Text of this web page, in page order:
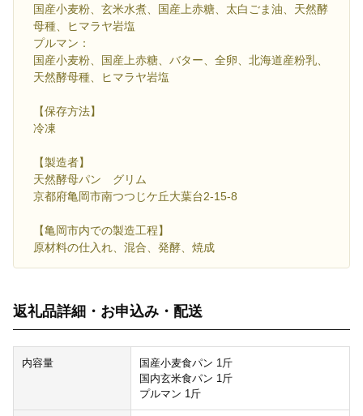
国産小麦粉、玄米水煮、国産上赤糖、太白ごま油、天然酵
母種、ヒマラヤ岩塩
プルマン：
国産小麦粉、国産上赤糖、バター、全卵、北海道産粉乳、
天然酵母種、ヒマラヤ岩塩
【保存方法】
冷凍
【製造者】
天然酵母パン グリム
京都府亀岡市南つつじケ丘大葉台2-15-8
【亀岡市内での製造工程】
原材料の仕入れ、混合、発酵、焼成
返礼品詳細・お申込み・配送
内容量
国産小麦食パン 1斤
国内玄米食パン 1斤
プルマン 1斤